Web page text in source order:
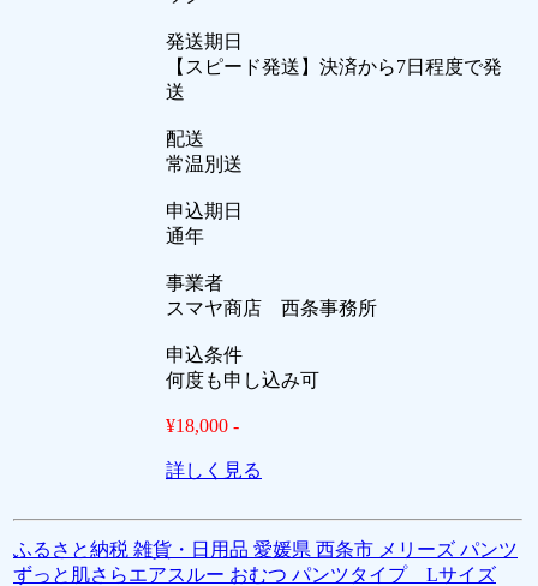
発送期日
【スピード発送】決済から7日程度で発
送
配送
常温別送
申込期日
通年
事業者
スマヤ商店 西条事務所
申込条件
何度も申し込み可
¥18,000 -
詳しく見る
ふるさと納税 雑貨・日用品 愛媛県 西条市 メリーズ パンツ
ずっと肌さらエアスルー おむつ パンツタイプ Lサイズ